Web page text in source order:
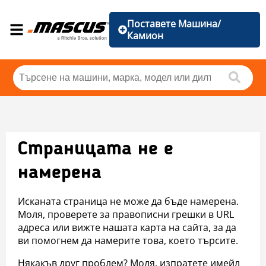
Поставете Машина/
Камион
Страницата не е
намерена
Исканата страница не може да бъде намерена.
Моля, проверете за правописни грешки в URL
адреса или вижте нашата карта на сайта, за да
ви помогнем да намерите това, което търсите.
Някакъв друг проблем? Моля, изпратете имейл